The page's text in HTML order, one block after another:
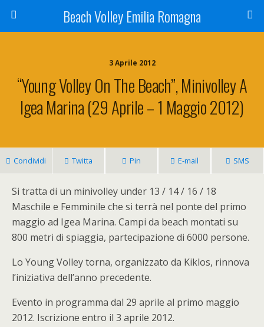
Beach Volley Emilia Romagna
3 Aprile 2012
“Young Volley On The Beach”, Minivolley A
Igea Marina (29 Aprile – 1 Maggio 2012)
Condividi Twitta Pin E-mail SMS
Si tratta di un minivolley under 13 / 14 / 16 / 18
Maschile e Femminile che si terrà nel ponte del primo
maggio ad Igea Marina. Campi da beach montati su
800 metri di spiaggia, partecipazione di 6000 persone.
Lo Young Volley torna, organizzato da Kiklos, rinnova
l’iniziativa dell’anno precedente.
Evento in programma dal 29 aprile al primo maggio
2012. Iscrizione entro il 3 aprile 2012.